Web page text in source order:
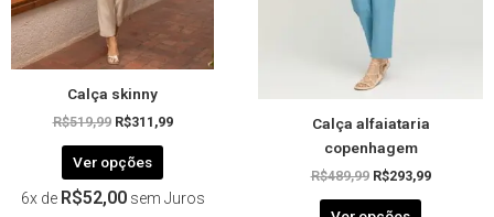
Calça skinny
R$519,99 R$311,99
Ver opções
na
página
produto
6x de R$52,00 sem Juros
Calça alfaiataria
copenhagem
R$489,99 R$293,99
produto